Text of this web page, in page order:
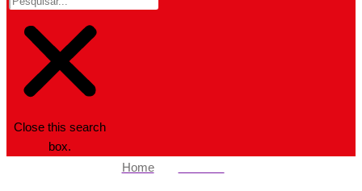
Close this search
box.
Home